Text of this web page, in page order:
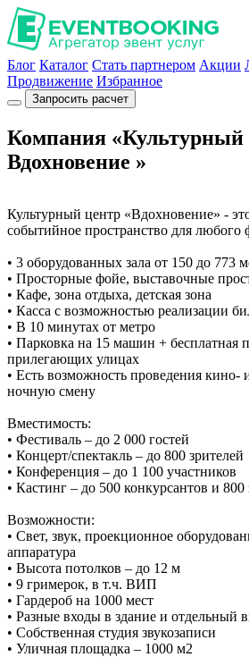
Блог Каталог Стать партнером Акции
Продвижение Избранное
Запросить расчет
Компания «Культурный
Вдохновение »
Культурный центр «Вдохновение» -
событийное пространство для любого
• 3 оборудованных зала от 150 до 773
• Просторные фойе, выставочные
• Кафе, зона отдыха, детская зона
• Касса с возможностью реализации
• В 10 минутах от метро
• Парковка на 15 машин + бесплатная
прилегающих улицах
• Есть возможность проведения кино-
ночную смену
Вместимость:
• Фестиваль – до 2 000 гостей
• Концерт/спектакль – до 800 зрителей
• Конференция – до 1 100 участников
• Кастинг – до 500 конкурсантов и 800
Возможности:
• Свет, звук, проекционное
аппаратура
• Высота потолков – до 12 м
• 9 гримерок, в т.ч. ВИП
• Гардероб на 1000 мест
• Разные входы в здание и отдельный
• Собственная студия звукозаписи
• Уличная площадка – 1000 м2